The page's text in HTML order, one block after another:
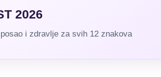
2026
i zdravlje za svih 12 znakova